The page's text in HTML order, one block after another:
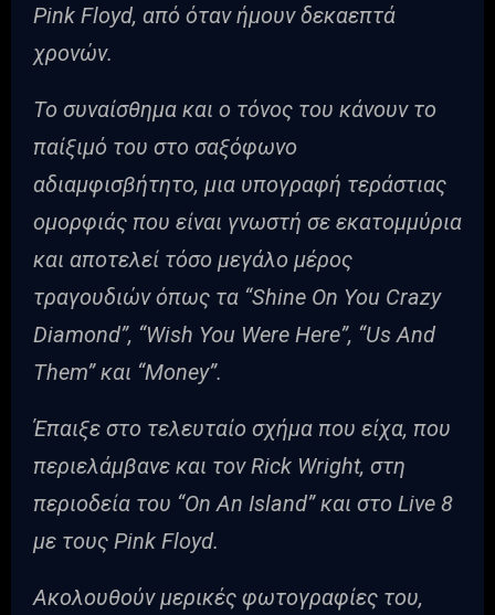
Pink Floyd, από όταν ήμουν δεκαεπτά
χρονών.
Το συναίσθημα και ο τόνος του κάνουν το
παίξιμό του στο σαξόφωνο
αδιαμφισβήτητο, μια υπογραφή τεράστιας
ομορφιάς που είναι γνωστή σε εκατομμύρια
και αποτελεί τόσο μεγάλο μέρος
τραγουδιών όπως τα “Shine On You Crazy
Diamond”, “Wish You Were Here”, “Us And
Them” και “Money”.
Έπαιξε στo τελευταίo σχήμα που είχα, που
περιελάμβανε και τον Rick Wright, στη
περιοδεία του “On An Island” και στο Live 8
με τους Pink Floyd.
Ακολουθούν μερικές φωτογραφίες του,